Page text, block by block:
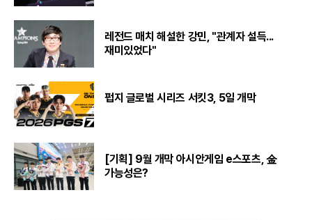
레전드 매치 해설한 강민, "관계자 설득...
재미있었다"
펍지 글로벌 시리즈 서킷3, 5일 개막
[기획] 9월 개막 아시안게임 e스포츠, 金
가능성은?